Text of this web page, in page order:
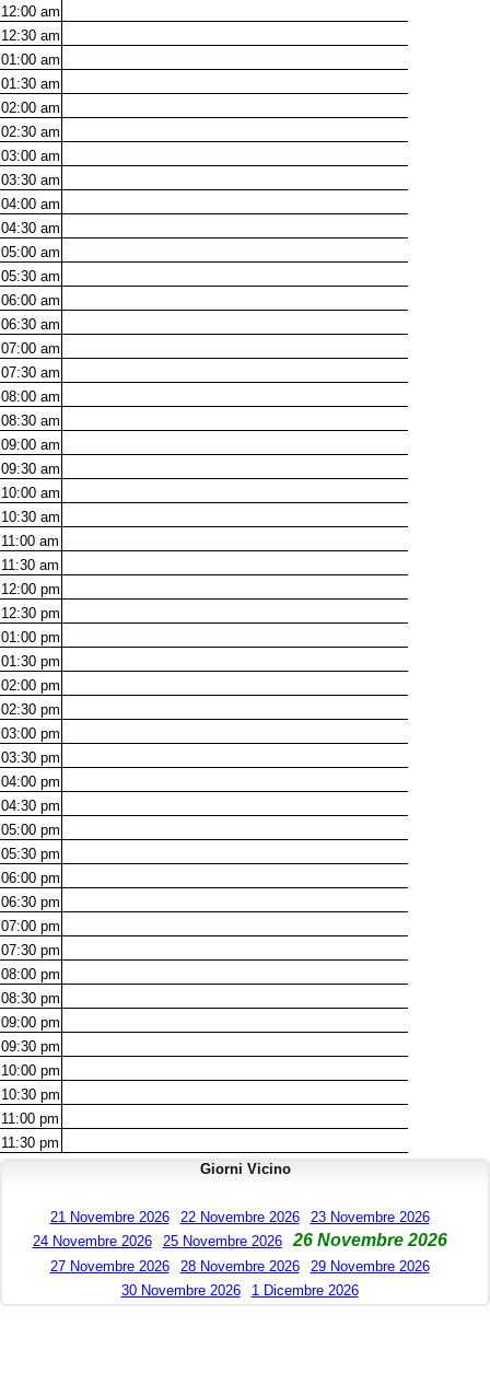
12:00 am
12:30 am
01:00 am
01:30 am
02:00 am
02:30 am
03:00 am
03:30 am
04:00 am
04:30 am
05:00 am
05:30 am
06:00 am
06:30 am
07:00 am
07:30 am
08:00 am
08:30 am
09:00 am
09:30 am
10:00 am
10:30 am
11:00 am
11:30 am
12:00 pm
12:30 pm
01:00 pm
01:30 pm
02:00 pm
02:30 pm
03:00 pm
03:30 pm
04:00 pm
04:30 pm
05:00 pm
05:30 pm
06:00 pm
06:30 pm
07:00 pm
07:30 pm
08:00 pm
08:30 pm
09:00 pm
09:30 pm
10:00 pm
10:30 pm
11:00 pm
11:30 pm
Giorni Vicino
21 Novembre 2026 22 Novembre 2026
23 Novembre 2026
24 Novembre 2026
25 Novembre 2026 26 Novembre 2026
27 Novembre 2026 28 Novembre 2026
29 Novembre 2026
30 Novembre 2026
1 Dicembre 2026